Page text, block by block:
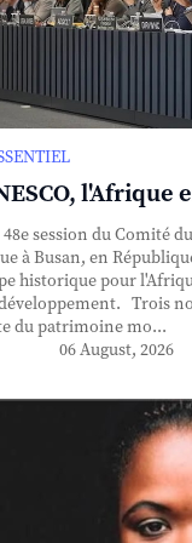
l'Afrique
session du Comité
à Busan, en
historique pour
Trois
du patrimoine mo...
06 August, 2026